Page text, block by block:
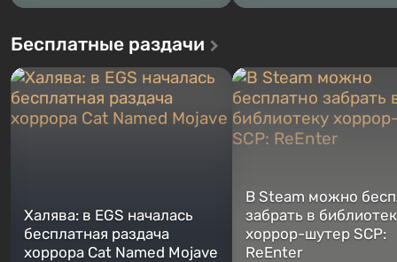
Бесплатные раздачи
Халява: в EGS началась
бесплатная раздача
хоррора Cat Named Mojave
В Steam можно
забрать в
хоррор-шутер SCP:
ReEnter